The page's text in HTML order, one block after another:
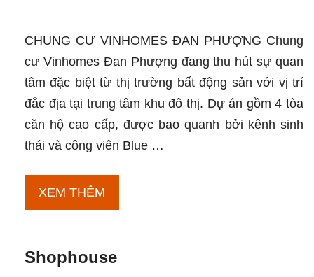
CHUNG CƯ VINHOMES ĐAN PHƯỢNG Chung
cư Vinhomes Đan Phượng đang thu hút sự quan
tâm đặc biệt từ thị trường bất động sản với vị trí
đắc địa tại trung tâm khu đô thị. Dự án gồm 4 tòa
căn hộ cao cấp, được bao quanh bởi kênh sinh
thái và công viên Blue …
XEM THÊM
cư
Shophouse